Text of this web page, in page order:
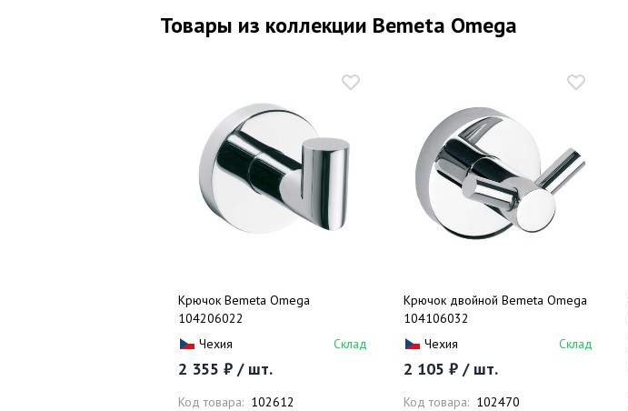
Товары из коллекции Bemeta Omega
Крючок Bemeta Omega
104206022
Чехия
Склад
2 355 ₽ / шт.
Код товара: 102612
Крючок двойной Bemeta Omega
104106032
Чехия
Склад
2 105 ₽ / шт.
Код товара: 102470